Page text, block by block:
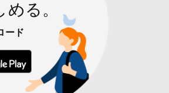
る。
ード
ウンロードGoogle Play で手に入れよう